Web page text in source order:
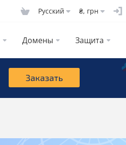
Русcкий ₴, грн
Домены Защита
Заказать